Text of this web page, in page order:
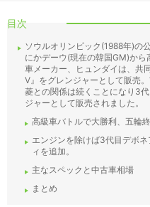
目次
ソウルオリンピック(1988年)の
にかデーウ(現在の韓国GM)か
車メーカー、ヒュンダイは、共
V』をグレンジャーとして販売
菱との関係は続くことになり3
ジャーとして販売されました。
高級車バトルで大勝利、五輪
エンジンを除けば3代目デボ
ィを追加。
主なスペックと中古車相場
まとめ